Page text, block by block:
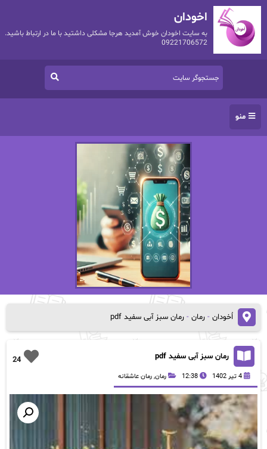
اخودان
به سایت اخودان خوش آمدید هرجا مشکلی داشتید با ما در ارتباط باشید.
09221706572
منو
اُخودان- رمان- رمان سبز آبی سفید pdf
24 رمان سبز آبی سفید pdf
4 تیر 1402 12:38 رمان, رمان عاشقانه